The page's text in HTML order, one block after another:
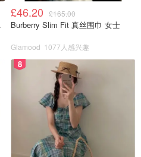
荷绿
£46.20 £165.00
Burberry Slim Fit 真丝围巾 女士
Glamood 1077人感兴趣
8